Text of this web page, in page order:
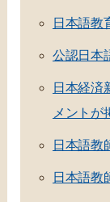
日本語教
公認日本
日本経済
メントが
日本語教
日本語教